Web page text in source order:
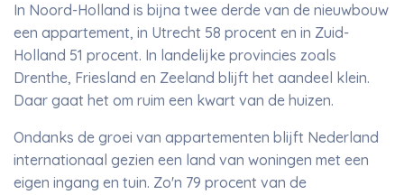
In Noord-Holland is bijna twee derde van de nieuwbouw
een appartement, in Utrecht 58 procent en in Zuid-
Holland 51 procent. In landelijke provincies zoals
Drenthe, Friesland en Zeeland blijft het aandeel klein.
Daar gaat het om ruim een kwart van de huizen.
Ondanks de groei van appartementen blijft Nederland
internationaal gezien een land van woningen met een
eigen ingang en tuin. Zo'n 79 procent van de